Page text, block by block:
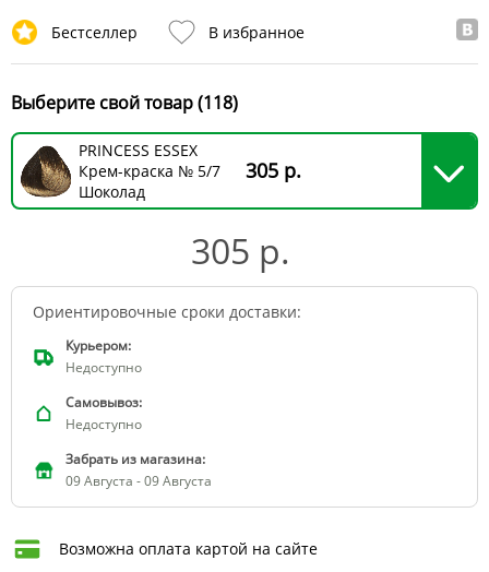
Бестселлер В избранное
Выберите свой товар (118)
PRINCESS ESSEX
Крем-краска № 5/7
Шоколад
305 р.
305 р.
Ориентировочные сроки доставки:
Курьером:
Недоступно
Самовывоз:
Недоступно
Забрать из магазина:
09 Августа - 09 Августа
Возможна оплата картой на сайте